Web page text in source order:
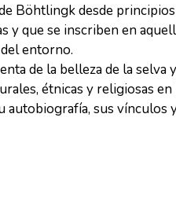
Böhtlingk desde
y que se inscriben en
entorno.
de la belleza de la
étnicas y religiosas
autobiografía, sus vínculos